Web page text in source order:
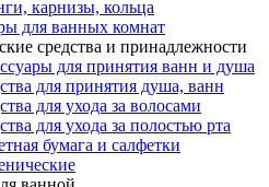
карнизы, кольца
для ванных комнат
средства и принадлежности
для принятия ванн и душа
для принятия душа, ванн
для ухода за волосами
для ухода за полостью рта
бумага и салфетки